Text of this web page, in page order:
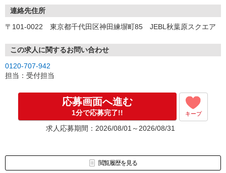
連絡先住所
〒101-0022 東京都千代田区神田練塀町85 JEBL秋葉原スクエア
この求人に関するお問い合わせ
0120-707-942
担当：受付担当
応募画面へ進む
1分で応募完了!! キープ
求人応募期間：2026/08/01～2026/08/31
閲覧履歴を見る